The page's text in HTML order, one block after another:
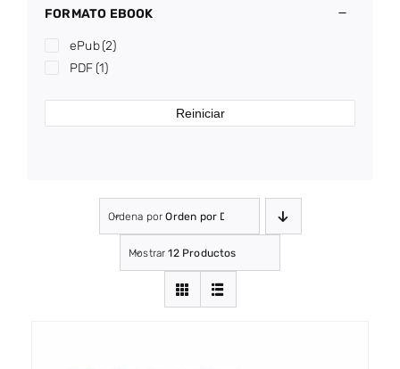
FORMATO EBOOK
ePub(2)
PDF(1)
Reiniciar
Ordena porOrden por Defecto
Mostrar12 Productos